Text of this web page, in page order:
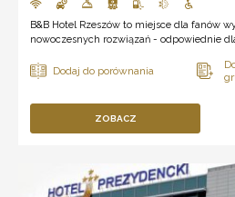
B&B Hotel Rzeszów to miejsce dla fanów
nowoczesnych rozwiązań - odpowiednie
ZOBACZ